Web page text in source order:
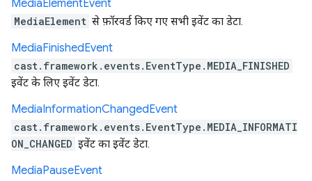
MediaElementEvent
MediaElement से फ़ॉरवर्ड किए गए सभी इवेंट का डेटा.
MediaFinishedEvent
cast.framework.events.EventType.MEDIA_FINISHED
इवेंट के लिए इवेंट डेटा.
MediaInformationChangedEvent
cast.framework.events.EventType.MEDIA_INFORMATI
ON_CHANGED इवेंट का इवेंट डेटा.
MediaPauseEvent